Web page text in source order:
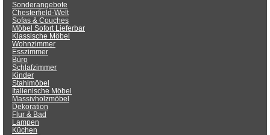
Sonderangebote
Chesterfield-Welt
Sofas & Couches
Möbel Sofort Lieferbar
Klassische Möbel
Wohnzimmer
Esszimmer
Büro
Schlafzimmer
Kinder
Stahlmöbel
Italienische Möbel
Massivholzmöbel
Dekoration
Flur & Bad
Lampen
Küchen